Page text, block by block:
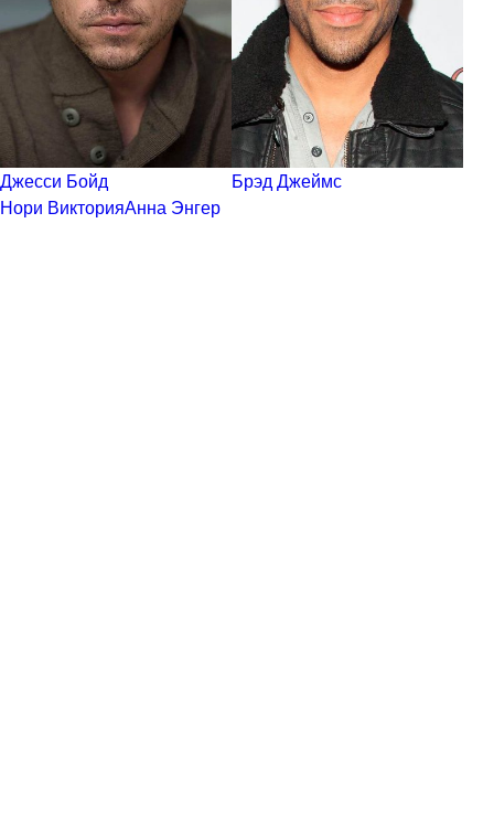
Джесси Бойд
Брэд Джеймс
Нори ВикторияАнна Энгер